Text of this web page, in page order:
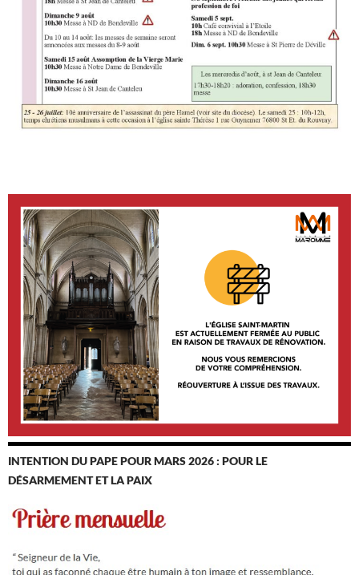
INTENTION DU PAPE POUR MARS 2026 : POUR LE
DÉSARMEMENT ET LA PAIX